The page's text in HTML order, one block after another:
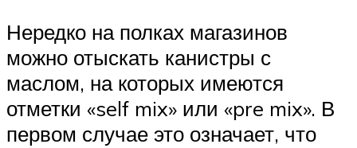
Нередко на полках магазинов
можно отыскать канистры с
маслом, на которых имеются
отметки «self mix» или «pre mix». В
первом случае это означает, что